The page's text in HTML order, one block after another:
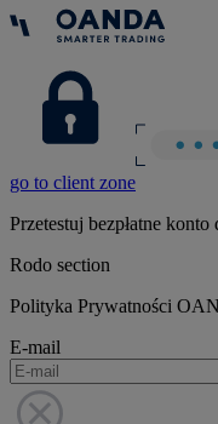
go to client zone
Przetestuj bezpłatne
Rodo section
Polityka Prywatności
E-mail